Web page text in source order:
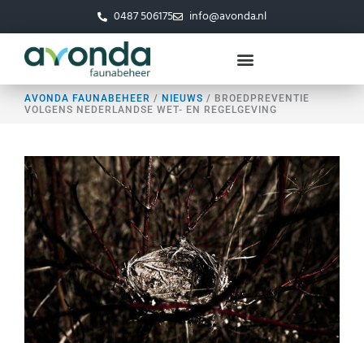
de
inhoud
0487 506175 info@avonda.nl
AVONDA FAUNABEHEER / NIEUWS / BROEDPREVENTIE
VOLGENS NEDERLANDSE WET- EN REGELGEVING